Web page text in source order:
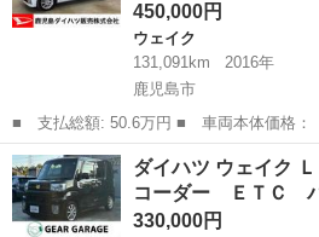
450,000円
ウェイク
131,091km
2016年
鹿児島市
■ 支払総額: 50.6万円 ■ 車両本体価格： 450,000 円 ■ メーカー
名： ダイハツ ■ 車種名： ウェイク
Ａ ターボ付 インパネシフト プッシュ
ードキー カー...
鹿児島 鹿児島市 ウェイク
ダイハツ ウェイク
コーダー ＥＴＣ
330,000円